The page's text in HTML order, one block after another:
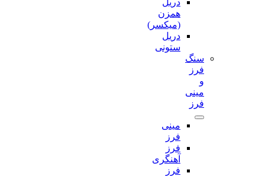
دریل
همزن
(میکسر)
دریل
ستونی
سنگ
مینی
فرز
آهنگری
فرز